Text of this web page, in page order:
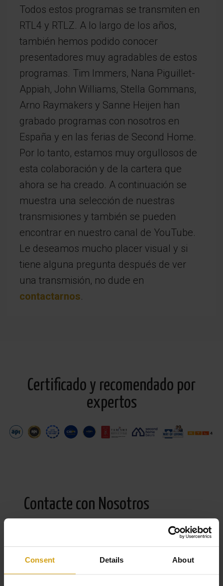
Consent Details About
Todos estos programas se transmiten en
RTL4 y RTLZ. A lo largo de los años,
también hemos podido conocer
presentadores muy agradables de estos
programas. Tim Immers, Nana Piguillet-
Appiah, John Williams, Stella Gommans,
Arno Raymakers y Sanne Heijen han
grabado programas con nosotros en
España y en las ferias de Second Home.
Por lo tanto, estamos muy orgullosos de
esta colaboración y de la cartera que
ahora se ha creado. A continuación se
muestra una selección de nuestras
transmisiones y también se pueden
encontrar en nuestro canal de YouTube.
Le deseamos mucho placer visual y si
tiene alguna pregunta después de ver
una transmisión, no dude en
contactarnos.
Certificado y recomendado por
expertos
Contacte con Nosotros